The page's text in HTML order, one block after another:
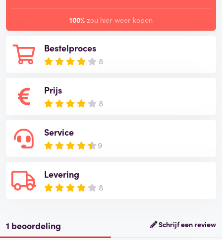
Bestelproces
8
Prijs
8
Service
9
Levering
8
100% zou hier weer kopen
1 beoordeling Schrijf een review